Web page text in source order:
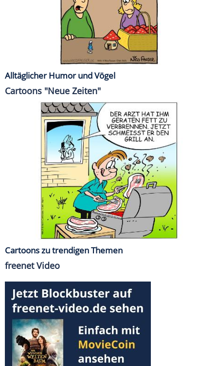
Alltäglicher Humor und Vögel
Cartoons "Neue Zeiten"
Cartoons zu trendigen Themen
freenet Video